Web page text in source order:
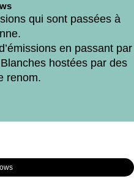
qui sont passées à
en passant par
hostées par des
renom.